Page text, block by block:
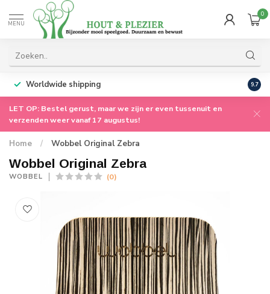
MENU
0
Worldwide shipping 9.7
LET OP: Bestel gerust, maar we zijn er even tussenuit en
verzenden weer vanaf 17 augustus!
Home / Wobbel Original Zebra
Wobbel Original Zebra
WOBBEL (0)